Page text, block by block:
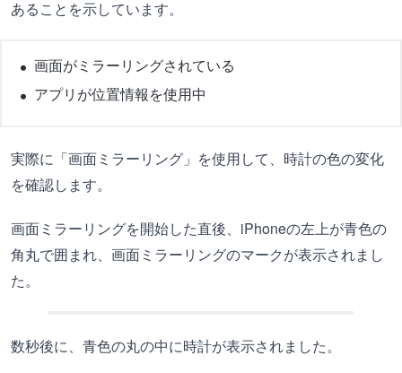
あることを示しています。
画面がミラーリングされている
アプリが位置情報を使用中
実際に「画面ミラーリング」を使用して、時計の色の変化
を確認します。
画面ミラーリングを開始した直後、iPhoneの左上が青色の
角丸で囲まれ、画面ミラーリングのマークが表示されまし
た。
数秒後に、青色の丸の中に時計が表示されました。